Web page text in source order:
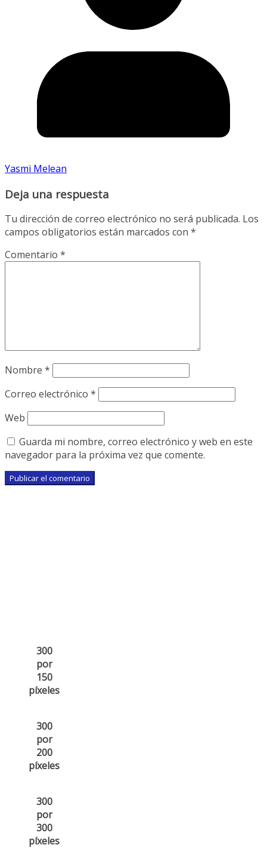
Yasmi Melean
Deja una respuesta
Tu dirección de correo electrónico no será publicada. Los
campos obligatorios están marcados con *
Comentario *
Nombre *
Correo electrónico *
Web
Guarda mi nombre, correo electrónico y web en este
navegador para la próxima vez que comente.
300
por
150
píxeles
300
por
200
píxeles
300
por
300
píxeles